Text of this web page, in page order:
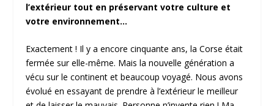
l’extérieur tout en préservant votre culture et
votre environnement…
Exactement ! Il y a encore cinquante ans, la Corse était
fermée sur elle-même. Mais la nouvelle génération a
vécu sur le continent et beaucoup voyagé. Nous avons
évolué en essayant de prendre à l’extérieur le meilleur